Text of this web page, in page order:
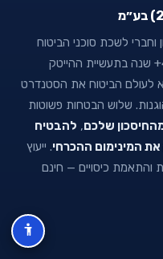
לשכת סוכני הביטוח
בישראל. נוסדה ע״י זאב יופה לאחר 40+ שנה בתעשיית ההייטק
לעולם הביטוח את הסטנדרט
שלוש הבטחות פשוטות
שלכם, להבטיח
המינימום ההכרחי. ייעוץ
והתאמת כיסויים — חינם